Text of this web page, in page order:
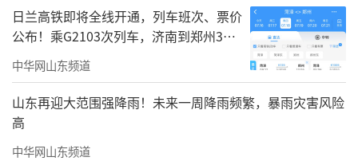
（来源：大众网）
日兰高铁即将全线开通，列车班次、票价
公布！乘G2103次列车，济南到郑州3小
时到达
中华网山东频道
山东再迎大范围强降雨！未来一周降雨频繁，暴雨灾害风险
高
中华网山东频道